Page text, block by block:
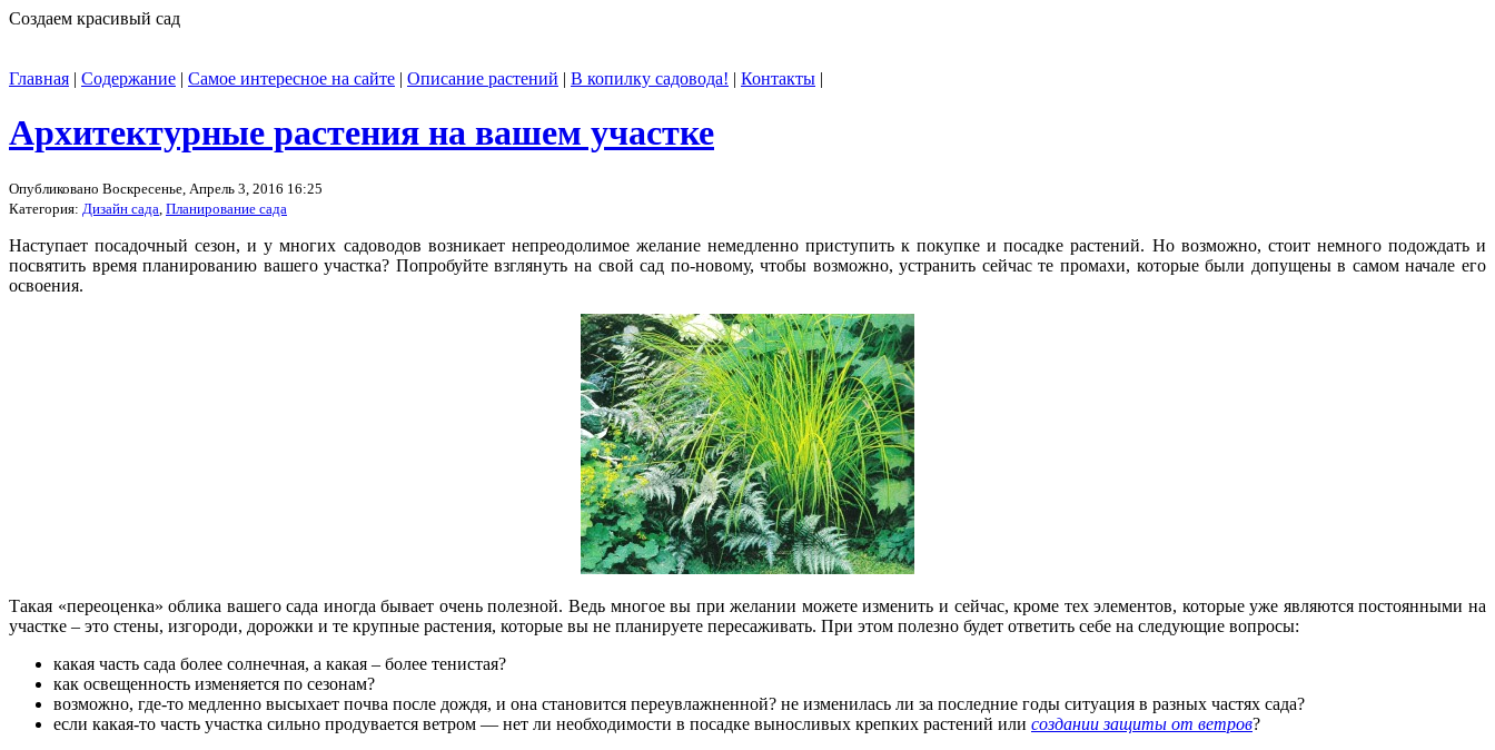
Создаем красивый сад
Главная | Содержание | Самое интересное на сайте | Описание растений | В копилку садовода! | Контакты |
Архитектурные растения на вашем участке
Опубликовано Воскресенье, Апрель 3, 2016 16:25
Категория: Дизайн сада Планирование сада
Наступает посадочный сезон, и у многих садоводов возникает непреодолимое жела­ние немедленно приступить к покупке и посадке растений. Но возможно, стоит немного подождать и
посвятить время планированию вашего участка? Попробуйте взглянуть на свой сад по-новому, чтобы возможно, устранить сейчас те промахи, которые были допущены в самом начале его
освоения.
Такая «переоценка» облика вашего сада иногда бывает очень полезной. Ведь многое вы при желании можете изменить и сейчас, кроме тех элементов, которые уже являются постоянными на
участке – это стены, изгороди, дорожки и те крупные растения, которые вы не планируете пересаживать. При этом полезно будет ответить себе на следу­ющие вопросы:
какая часть сада более солнечная, а какая – более тенистая?
как освещен­ность изменяется по сезонам?
возможно, где-то медленно высыхает почва после дождя, и она становится переувлажненной? не изменилась ли за последние годы ситуация в разных частях сада?
если какая-то часть участка сильно продувается ветром — нет ли необходимости в посадке выносливых крепких растений или со­здании защиты от ветров?